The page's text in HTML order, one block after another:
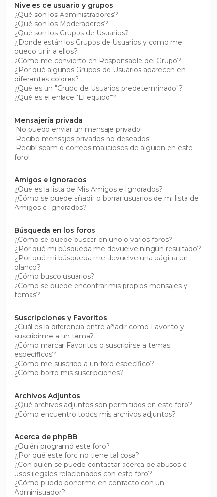
Niveles de usuario y grupos
¿Qué son los Administradores?
¿Qué son los Moderadores?
¿Qué son los Grupos de Usuarios?
¿Donde están los Grupos de Usuarios y como me
puedo unir a ellos?
¿Cómo me convierto en Responsable del Grupo?
¿Por qué algunos Grupos de Usuarios aparecen en
diferentes colores?
¿Qué es un "Grupo de Usuarios predeterminado"?
¿Qué es el enlace "El equipo"?
Mensajería privada
¡No puedo enviar un mensaje privado!
¡Recibo mensajes privados no deseados!
¡Recibí spam o correos maliciosos de alguien en este
foro!
Amigos e Ignorados
¿Qué es la lista de Mis Amigos e Ignorados?
¿Cómo se puede añadir o borrar usuarios de mi lista de
Amigos e Ignorados?
Búsqueda en los foros
¿Cómo se puede buscar en uno o varios foros?
¿Por qué mi búsqueda me devuelve ningún resultado?
¿Por qué mi búsqueda me devuelve una página en
blanco?
¿Cómo busco usuarios?
¿Como se puede encontrar mis propios mensajes y
temas?
Suscripciones y Favoritos
¿Cuál es la diferencia entre añadir como Favorito y
suscribirme a un tema?
¿Cómo marcar Favoritos o suscribirse a temas
específicos?
¿Cómo me suscribo a un foro específico?
¿Cómo borro mis suscripciones?
Archivos Adjuntos
¿Qué archivos adjuntos son permitidos en este foro?
¿Cómo encuentro todos mis archivos adjuntos?
Acerca de phpBB
¿Quién programó este foro?
¿Por qué este foro no tiene tal cosa?
¿Con quién se puede contactar acerca de abusos o
usos ilegales relacionados con este foro?
¿Cómo puedo ponerme en contacto con un
Administrador?